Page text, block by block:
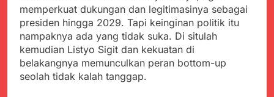
memperkuat dukungan dan legitimasinya sebagai
presiden hingga 2029. Tapi keinginan politik itu
nampaknya ada yang tidak suka. Di situlah
kemudian Listyo Sigit dan kekuatan di
belakangnya memunculkan peran bottom-up
seolah tidak kalah tanggap.